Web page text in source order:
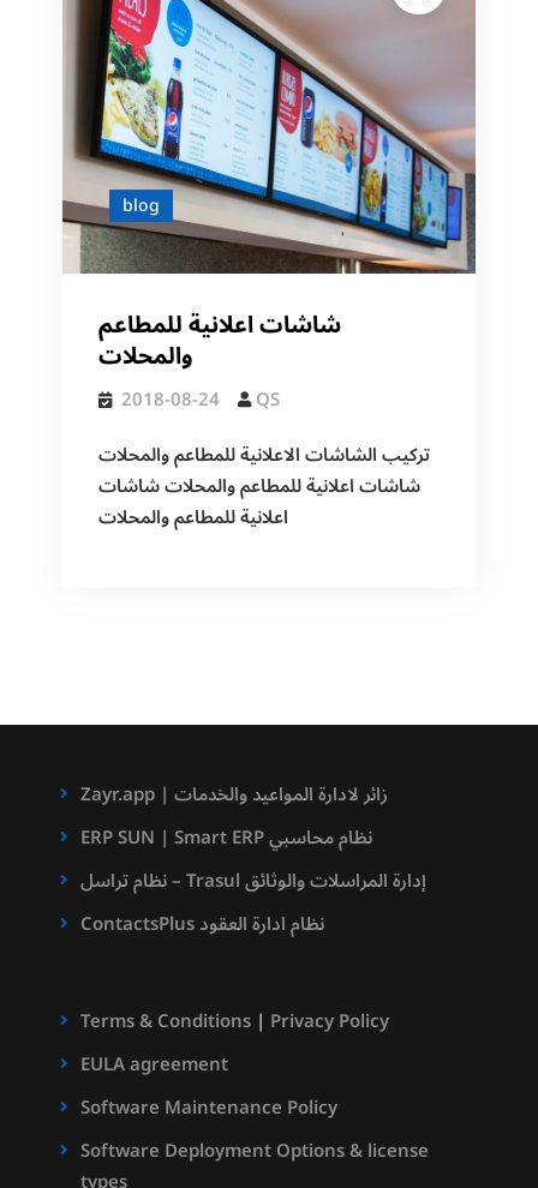
blog
شاشات اعلانية للمطاعم
والمحلات
2018-08-24
QS
تركيب الشاشات الاعلانية للمطاعم والمحلات
شاشات اعلانية للمطاعم والمحلات شاشات
اعلانية للمطاعم والمحلات
Zayr.app | زائر لادارة المواعيد والخدمات
ERP SUN | Smart ERP نظام محاسبي
نظام تراسل – Trasul إدارة المراسلات والوثائق
ContactsPlus نظام ادارة العقود
Terms & Conditions| Privacy Policy
EULA agreement
Software Maintenance Policy
Software Deployment Options & license